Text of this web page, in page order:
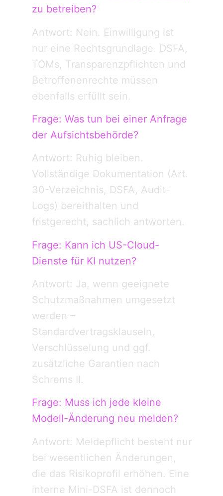
zu betreiben?
Antwort: Nein. Einwilligung ist
nur eine Rechtsgrundlage. DSFA,
TOMs, Transparenzpflichten und
Betroffenenrechte müssen
ebenfalls erfüllt sein.
Frage: Was tun bei einer Anfrage
der Aufsichtsbehörde?
Antwort: Ruhig bleiben.
Vollständige Dokumentation (Art.
30-Verzeichnis, DSFA, Audit-
Logs) bereithalten und
fristgerecht, sachlich antworten.
Frage: Kann ich US-Cloud-
Dienste für KI nutzen?
Antwort: Ja, wenn geeignete
Schutzmaßnahmen umgesetzt
werden –
Standardvertragsklauseln,
Verschlüsselung und ggf.
zusätzliche Garantien nach
Schrems II.
Frage: Muss ich jede kleine
Modell-Änderung neu melden?
Antwort: Meldepflicht besteht nur
bei wesentlichen Änderungen,
die das Risikoprofil erhöhen. Eine
interne Mini-DSFA ist dennoch